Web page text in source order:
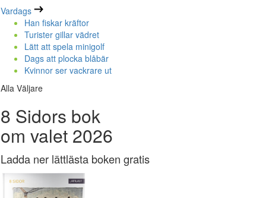
Vardags
Han fiskar kräftor
Turister gillar vädret
Lätt att spela minigolf
Dags att plocka blåbär
Kvinnor ser vackrare ut
Alla Väljare
8 Sidors bok
om valet 2026
Ladda ner lättlästa boken gratis